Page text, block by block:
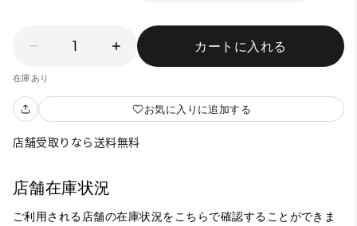
1 カートに入れる
在庫あり
お気に入りに追加する
店舗受取りなら送料無料
店舗在庫状況
ご利用される店舗の在庫状況をこちらで確認することができま